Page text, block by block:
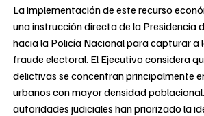
La implementación de este recurso
una instrucción directa de la Presidencia
hacia la Policía Nacional para capturar a
fraude electoral. El Ejecutivo considera
delictivas se concentran principalmente
urbanos con mayor densidad
autoridades judiciales han priorizado la